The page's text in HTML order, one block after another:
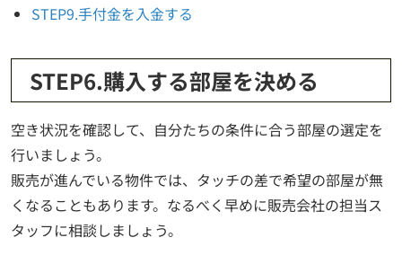
STEP9.手付金を入金する
STEP6.購入する部屋を決める
空き状況を確認して、自分たちの条件に合う部屋の選定を
行いましょう。
販売が進んでいる物件では、タッチの差で希望の部屋が無
くなることもあります。なるべく早めに販売会社の担当ス
タッフに相談しましょう。